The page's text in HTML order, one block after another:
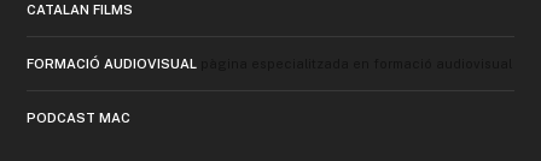
CATALAN FILMS
FORMACIÓ AUDIOVISUAL
PODCAST MAC